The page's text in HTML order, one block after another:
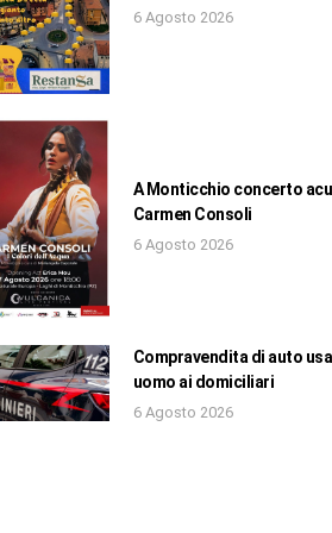
6 Agosto 2026
A Monticchio concerto
Carmen Consoli
6 Agosto 2026
Compravendita di auto
uomo ai domiciliari
6 Agosto 2026